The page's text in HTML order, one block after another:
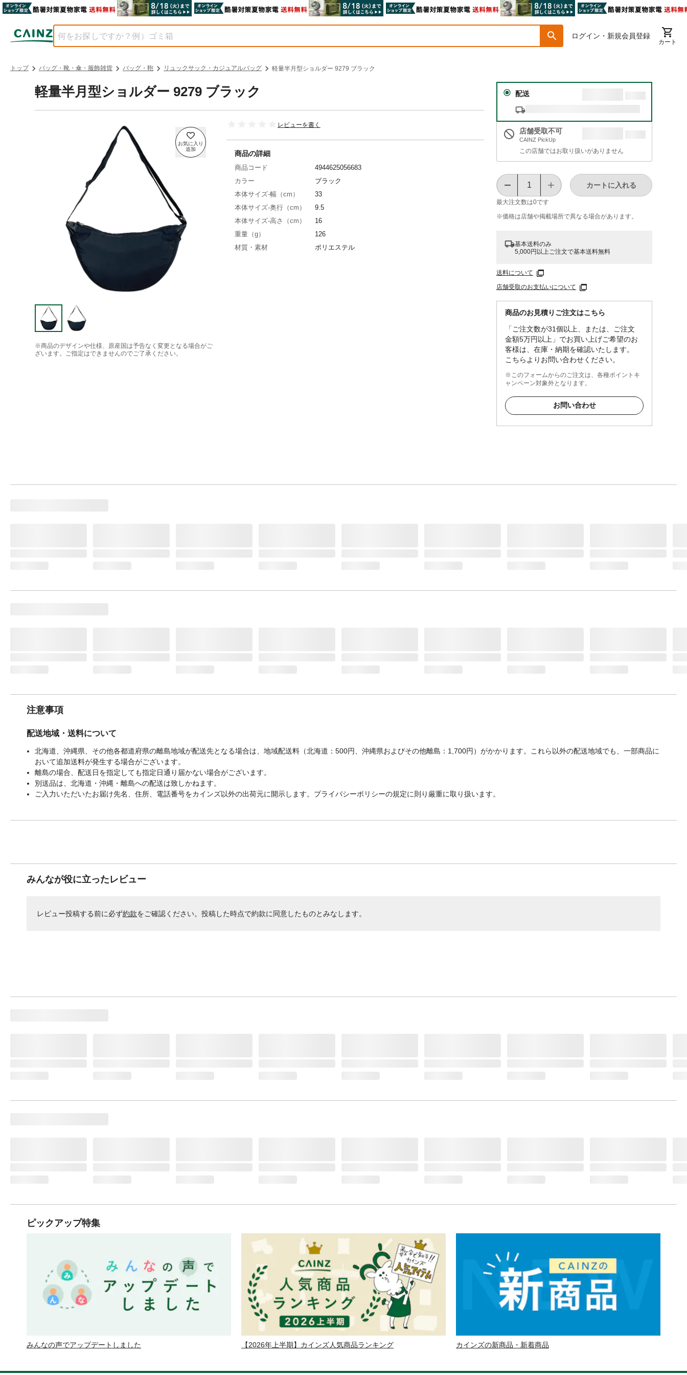
ログイン・新規会員登録
カート
トップ バッグ・靴・傘・服飾雑貨 バッグ・鞄 リュックサック・カジュアルバッグ 軽量半月型ショルダー 9279 ブラック
軽量半月型ショルダー 9279 ブラック
※商品のデザインや仕様、原産国は予告なく変更となる場合がご
ざいます。ご指定はできませんのでご了承ください。
レビューを書く
配送
店舗受取不可
CAINZ PickUp
この店舗ではお取り扱いがありません
最大注文数は0です
カートに入れる
※価格は​店舗や​掲載場所で​異なる​場合が​あります。
基本送料のみ
5,000円以上ご注文で基本送料無料
送料について
店舗受取のお支払いについて
商品のお見積りご注文はこちら
「ご注文数が31個以上、または、ご注文
金額5万円以上」でお買い上げご希望のお
客様は、在庫・納期を確認いたします。
こちらよりお問い合わせください。
※このフォームからのご注文は、各種ポイントキ
ャンペーン対象外となります。
お問い合わせ
商品の詳細
商品コード
4944625056683
カラー
ブラック
本体サイズ-幅（cm）
33
本体サイズ-奥行（cm）
9.5
本体サイズ-高さ（cm）
16
重量（g）
126
材質・素材
ポリエステル
注意事項
配送地域・送料について
北海道、沖縄県、その他各都道府県の離島地域が配送先となる場合は、地域配送料（北海道：500円、沖縄県およびその他離島：1,700円）がかかります。これら以外の配送地域でも、一部商品に
おいて追加送料が発生する場合がございます。
離島の場合、配送日を指定しても指定日通り届かない場合がございます。
別送品は、北海道・沖縄・離島への配送は致しかねます。
ご入力いただいたお届け先名、住所、電話番号をカインズ以外の出荷元に開示します。プライバシーポリシーの規定に則り厳重に取り扱います。
みんなが役に立ったレビュー
レビュー投稿する前に必ず約款をご確認ください。投稿した時点で約款に同意したものとみなします。
ピックアップ特集
みんなの声でアップデートしました 【2026年上半期】カインズ人気商品ランキング カインズの新商品・新着商品